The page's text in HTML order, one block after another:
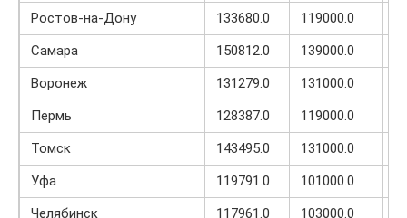
Ростов-на-Дону
133680.0 119000.0
Самара
150812.0 139000.0
Воронеж
131279.0 131000.0
Пермь
128387.0 119000.0
Томск
143495.0 131000.0
Уфа
119791.0 101000.0
Челябинск
117961.0 103000.0